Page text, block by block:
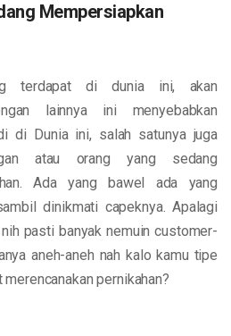
Mempersiapkan
terdapat di dunia ini, akan
lainnya ini menyebabkan
di Dunia ini, salah satunya juga
atau orang yang sedang
Ada yang bawel ada yang
dinikmati capeknya. Apalagi
pasti banyak nemuin customer-
aneh-aneh nah kalo kamu tipe
pernikahan?